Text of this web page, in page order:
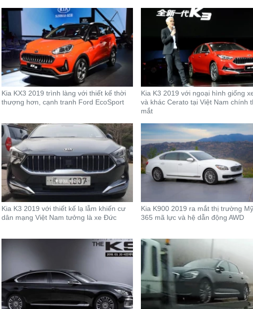
Kia KX3 2019 trình làng với thiết kế thời
thượng hơn, cạnh tranh Ford EcoSport
Kia K3 2019 với ngoại hình giống
và khác Cerato tại Việt Nam chính
mắt
Kia K3 2019 với thiết kế lạ lẫm khiến cư
dân mạng Việt Nam tưởng là xe Đức
Kia K900 2019 ra mắt thị trường
365 mã lực và hệ dẫn động AWD